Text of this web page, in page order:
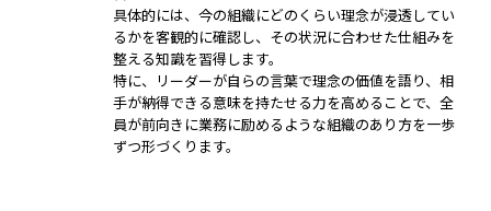
具体的には、今の組織にどのくらい理念が浸透してい
るかを客観的に確認し、その状況に合わせた仕組みを
整える知識を習得します。
特に、リーダーが自らの言葉で理念の価値を語り、相
手が納得できる意味を持たせる力を高めることで、全
員が前向きに業務に励めるような組織のあり方を一歩
ずつ形づくります。